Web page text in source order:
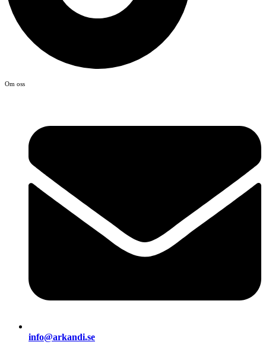
Om oss
info@arkandi.se